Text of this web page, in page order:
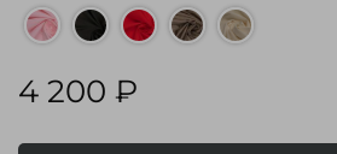
4 200 ₽